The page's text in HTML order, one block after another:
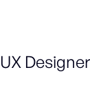
UX Designer